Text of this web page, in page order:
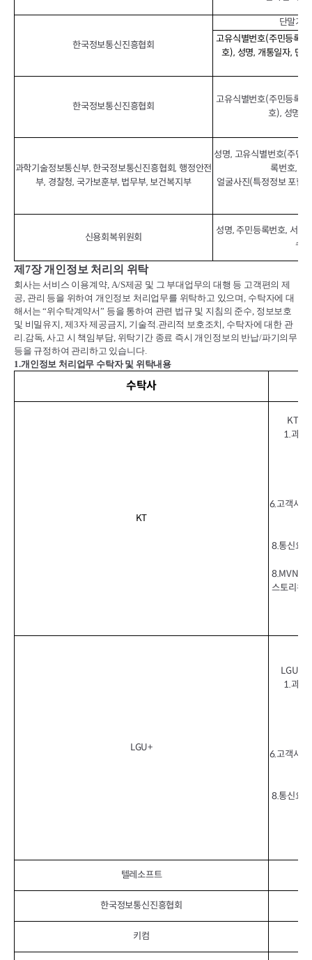
한국정보통신진흥협회
단말기
고유식별번호(주민등록
호), 성명, 개통일자, 단
한국정보통신진흥협회
고유식별번호(주민등록
호), 성명,
과학기술정보통신부, 한국정보통신진흥협회, 행정안전
부, 경찰청, 국가보훈부, 법무부, 보건복지부
성명, 고유식별번호(주민
록번호, 운
얼굴사진(특정정보 포함)
신용회복위원회
성명, 주민등록번호, 서비
수
제 7장 개인정보 처리의 위탁
회사는 서비스 이용계약, A/S제공 및 그 부대업무의 대행 등 고객편의 제
공, 관리 등을 위하여 개인정보 처리업무를 위탁하고 있으며, 수탁자에 대
해서는“위수탁계약서” 등을 통하여 관련 법규 및 지침의 준수, 정보보호
및 비밀유지, 제3자 제공금지, 기술적 .관리적 보호조치, 수탁자에 대한 관
리 .감독,사고 시 책임부담, 위탁기간 종료 즉시 개인정보의 반납/파기의무
등을 규정하여 관리하고 있습니다.
1.개인정보 처리업무 수탁자 및 위탁내용
수탁사
KT
KT이
1.과금
6.고객사용
8.통신요
8.MVNO
스토리위
LGU+
LGU+
1.과금
6.고객사용
8.통신요
텔레소프트
한국정보통신진흥협회
키컴